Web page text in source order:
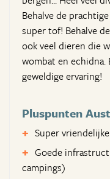
Behalve de
super tof! Behalve
ook veel dieren die
wombat en echidna.
geweldige ervaring!
Pluspunten
Super
Goede
campings)